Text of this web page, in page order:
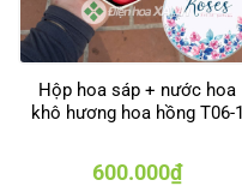
Hộp hoa sáp + nước hoa
khô hương hoa hồng T06-1
600.000₫